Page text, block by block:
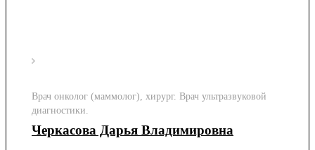
Врач онколог (маммолог), хирург. Врач ультразвуковой
диагностики.
Черкасова Дарья Владимировна